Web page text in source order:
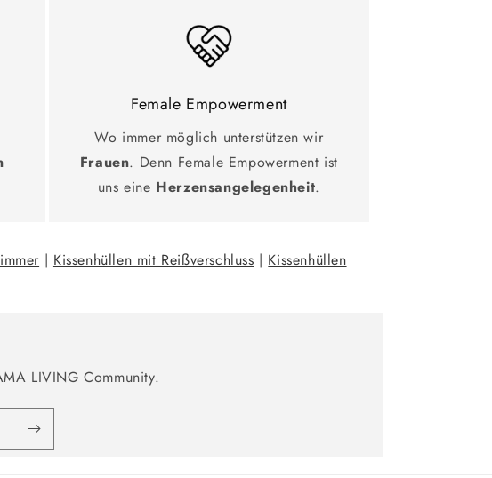
Female Empowerment
Wo immer möglich unterstützen wir
Frauen. Denn Female Empowerment ist
uns eine Herzensangelegenheit.
| Kissenhüllen mit Reißverschluss | Kissenhüllen
LIVING Community.